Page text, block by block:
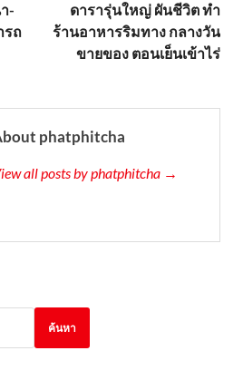
-
รถ
ดารารุ่นใหญ่ ผันชีวิต ทำ
ร้านอาหารริมทาง กลางวัน
ขายของ ตอนเย็นเข้าไร่
phatphitcha
all posts by phatphitcha →
ค้นหา